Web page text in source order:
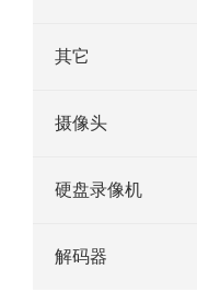
其它
摄像头
硬盘录像机
解码器